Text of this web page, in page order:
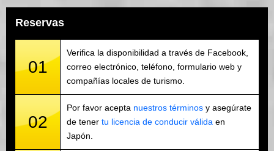
Reservas
01
Verifica la disponibilidad a través de Facebook,
correo electrónico, teléfono, formulario web y
compañías locales de turismo.
02
Por favor acepta nuestros términos y asegúrate
de tener tu licencia de conducir válida en
Japón.